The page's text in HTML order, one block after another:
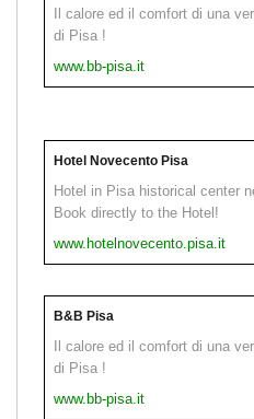
Il calore ed il comfort di una
di Pisa !
www.bb-pisa.it
Hotel Novecento Pisa
Hotel in Pisa historical center
Book directly to the Hotel!
www.hotelnovecento.pisa.it
B&B Pisa
Il calore ed il comfort di una
di Pisa !
www.bb-pisa.it